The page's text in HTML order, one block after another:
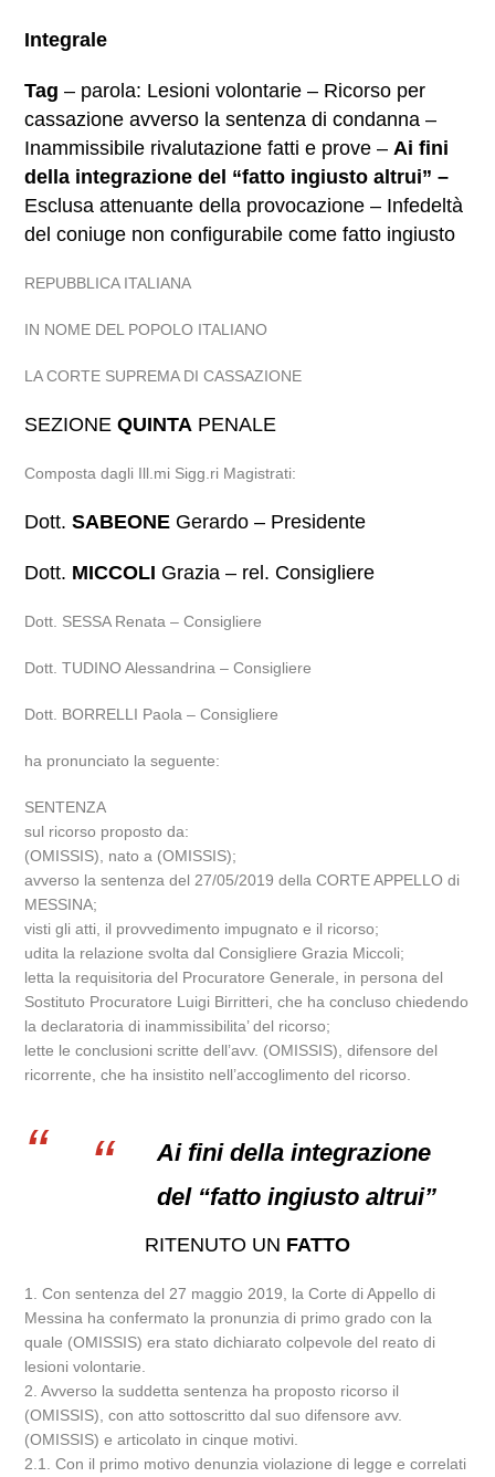
Integrale
Tag – parola: Lesioni volontarie – Ricorso per
cassazione avverso la sentenza di condanna –
Inammissibile rivalutazione fatti e prove –Ai fini
della integrazione del “fatto ingiusto altrui” –
Esclusa attenuante della provocazione – Infedeltà
del coniuge non configurabile come fatto ingiusto
REPUBBLICA ITALIANA
IN NOME DEL POPOLO ITALIANO
LA CORTE SUPREMA DI CASSAZIONE
SEZIONEQUINTA PENALE
Composta dagli Ill.mi Sigg.ri Magistrati:
Dott.SABEONE Gerardo – Presidente
Dott. MICCOLI Grazia – rel. Consigliere
Dott. SESSA Renata – Consigliere
Dott. TUDINO Alessandrina – Consigliere
Dott. BORRELLI Paola – Consigliere
ha pronunciato la seguente:
SENTENZA
sul ricorso proposto da:
(OMISSIS), nato a (OMISSIS);
avverso la sentenza del 27/05/2019 della CORTE APPELLO di
MESSINA;
visti gli atti, il provvedimento impugnato e il ricorso;
udita la relazione svolta dal Consigliere Grazia Miccoli;
letta la requisitoria del Procuratore Generale, in persona del
Sostituto Procuratore Luigi Birritteri, che ha concluso chiedendo
la declaratoria di inammissibilita’ del ricorso;
lette le conclusioni scritte dell’avv. (OMISSIS), difensore del
ricorrente, che ha insistito nell’accoglimento del ricorso.
Ai fini della integrazione
del “fatto ingiusto altrui”
RITENUTO UN FATTO
1. Con sentenza del 27 maggio 2019, la Corte di Appello di
Messina ha confermato la pronunzia di primo grado con la
quale (OMISSIS) era stato dichiarato colpevole del reato di
lesioni volontarie.
2. Avverso la suddetta sentenza ha proposto ricorso il
(OMISSIS), con atto sottoscritto dal suo difensore avv.
(OMISSIS) e articolato in cinque motivi.
2.1. Con il primo motivo denunzia violazione di legge e correlati